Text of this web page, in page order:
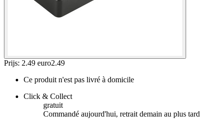
Prijs: 2.49 euro2.49
Ce produit n'est pas livré à domicile
Click & Collect
gratuit
Commandé aujourd'hui, retrait demain au plus tard